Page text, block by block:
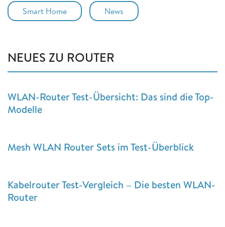
Smart Home News
NEUES ZU ROUTER
WLAN-Router Test-Übersicht: Das sind die Top-
Modelle
Mesh WLAN Router Sets im Test-Überblick
Kabelrouter Test-Vergleich – Die besten WLAN-
Router